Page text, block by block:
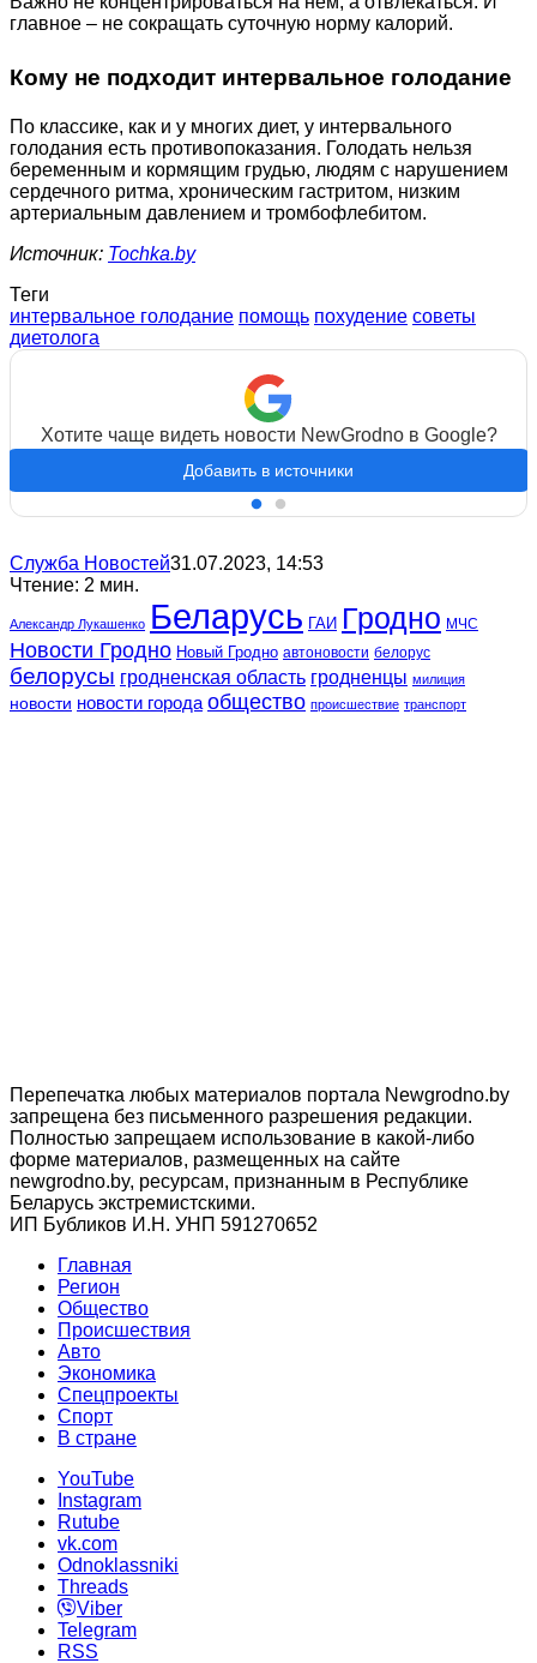
главное – не сокращать суточную норму калорий.
Кому не подходит интервальное голодание
По классике, как и у многих диет, у интервального
голодания есть противопоказания. Голодать нельзя
беременным и кормящим грудью, людям с нарушением
сердечного ритма, хроническим гастритом, низким
артериальным давлением и тромбофлебитом.
Источник: Tochka.by
Теги
интервальное голодание помощь похудение советы
диетолога
Хотите чаще видеть новости NewGrodno в Google?
Добавить в источники
Служба Новостей31.07.2023, 14:53
Чтение: 2 мин.
Александр Лукашенко Беларусь ГАИ Гродно МЧС
Новости Гродно Новый Гродно автоновости белорус
белорусы гродненская область гродненцы милиция
новости новости города общество происшествие транспорт
Перепечатка любых материалов портала Newgrodno.by
запрещена без письменного разрешения редакции.
Полностью запрещаем использование в какой-либо
форме материалов, размещенных на сайте
newgrodno.by, ресурсам, признанным в Республике
Беларусь экстремистскими.
ИП Бубликов И.Н. УНП 591270652
Главная
Регион
Общество
Происшествия
Авто
Экономика
Спецпроекты
Cпорт
В стране
YouTube
Instagram
Rutube
vk.com
Odnoklassniki
Threads
Viber
Telegram
RSS